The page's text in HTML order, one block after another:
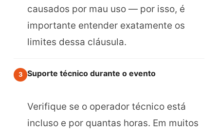
causados por mau uso — por isso, é
importante entender exatamente os
limites dessa cláusula.
3 Suporte técnico durante o evento
Verifique se o operador técnico está
incluso e por quantas horas. Em muitos